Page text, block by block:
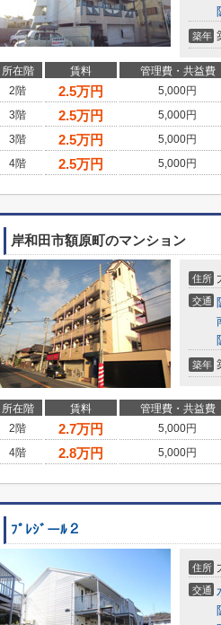
築年
所在階 賃料 管理費・共益費
2階
2.5万円 5,000円
3階
2.5万円 5,000円
3階
2.5万円 5,000円
4階
2.5万円 5,000円
岸和田市額原町のマンション
住所
交通
築年
所在階 賃料 管理費・共益費
2階
2.7万円 5,000円
4階
2.8万円 5,000円
ﾌﾟﾚｼﾞーﾙ２
住所
交通